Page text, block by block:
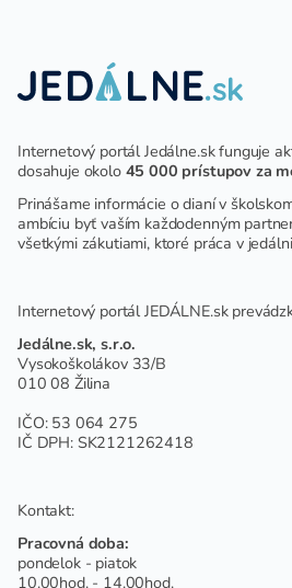
Internetový portál Jedálne.sk funguje
dosahuje okolo 45 000 prístupov za
Prinášame informácie o dianí v
ambíciu byť vaším každodenným
všetkými zákutiami, ktoré práca v
Internetový portál JEDÁLNE.sk
Jedálne.sk, s.r.o.
Vysokoškolákov 33/B
010 08 Žilina
IČO: 53 064 275
IČ DPH: SK2121262418
Kontakt:
Pracovná doba:
pondelok - piatok
10.00hod. - 14.00hod.